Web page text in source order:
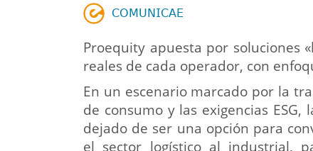
𝖢𝖮𝖬𝖴𝖭𝖨𝖢𝖠𝖤
Proequity apuesta por soluciones
reales de cada operador, con
En un escenario marcado por la
de consumo y las exigencias
dejado de ser una opción para
el sector logístico al industrial,